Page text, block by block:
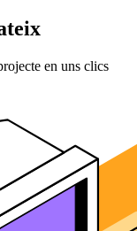
en uns clics